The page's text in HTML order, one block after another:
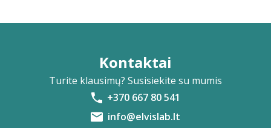
Kontaktai
Turite klausimų? Susisiekite su mumis
+370 667 80 541
info@elvislab.lt